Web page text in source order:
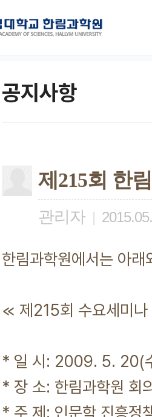
공지사항
제215회 한
관리자 |
한림과학원에서는 아
≪ 제215회 수요세미
* 일 시: 2009. 5.
* 장 소: 한림과학원
* 주 제: 인문학 진흥정